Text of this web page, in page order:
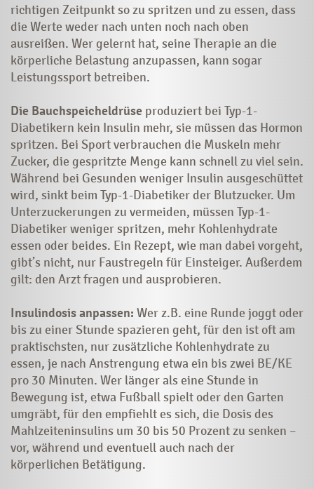
richtigen Zeitpunkt so zu spritzen und zu essen, dass
die Werte weder nach unten noch nach oben
ausreißen. Wer gelernt hat, seine Therapie an die
körperliche Belastung anzupassen, kann sogar
Leistungssport betreiben.
Die Bauchspeicheldrüse produziert bei Typ-1-
Diabetikern kein Insulin mehr, sie müssen das Hormon
spritzen. Bei Sport verbrauchen die Muskeln mehr
Zucker, die gespritzte Menge kann schnell zu viel sein.
Während bei Gesunden weniger Insulin ausgeschüttet
wird, sinkt beim Typ-1-Diabetiker der Blutzucker. Um
Unterzuckerungen zu vermeiden, müssen Typ-1-
Diabetiker weniger spritzen, mehr Kohlenhydrate
essen oder beides. Ein Rezept, wie man dabei vorgeht,
gibt’s nicht, nur Faustregeln für Einsteiger. Außerdem
gilt: den Arzt fragen und ausprobieren.
Insulindosis anpassen: Wer z.B. eine Runde joggt oder
bis zu einer Stunde spazieren geht, für den ist oft am
praktischsten, nur zusätzliche Kohlenhydrate zu
essen, je nach Anstrengung etwa ein bis zwei BE/KE
pro 30 Minuten. Wer länger als eine Stunde in
Bewegung ist, etwa Fußball spielt oder den Garten
umgräbt, für den empfiehlt es sich, die Dosis des
Mahlzeiteninsulins um 30 bis 50 Prozent zu senken –
vor, während und eventuell auch nach der
körperlichen Betätigung.